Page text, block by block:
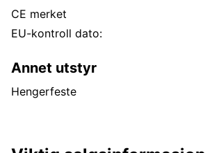
CE merket
EU-kontroll dato:
Annet utstyr
Hengerfeste